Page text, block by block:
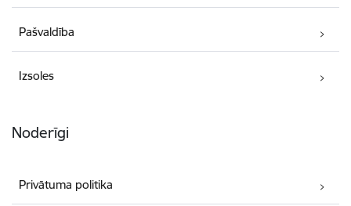
Pašvaldība
Izsoles
Noderīgi
Privātuma politika